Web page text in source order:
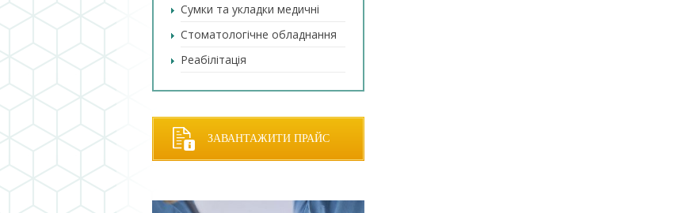
Сумки та укладки медичні
Стоматологічне обладнання
Реабілітація
ЗАВАНТАЖИТИ ПРАЙС